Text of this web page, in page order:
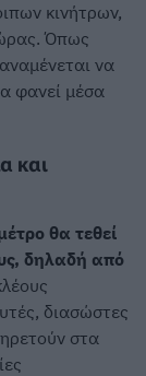
κινήτρων,
Όπως
να
φανεί μέσα
και
θα τεθεί
δηλαδή από
διασώστες
στα